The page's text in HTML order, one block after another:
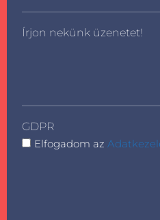
Írjon nekünk üzenetet!
GDPR
Elfogadom az